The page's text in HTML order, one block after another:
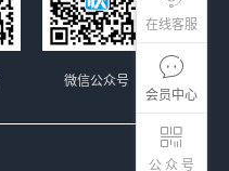
在线客服
会员中心
公 众 号
微信公众号